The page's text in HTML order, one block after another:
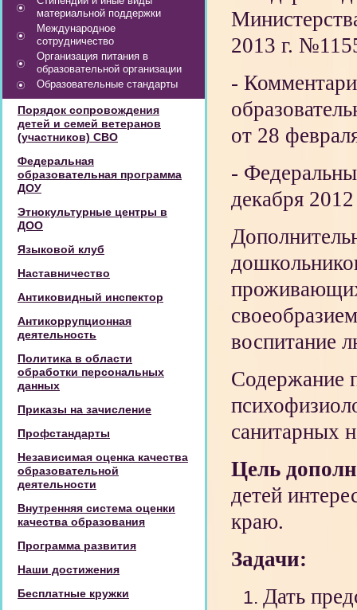
2013 г.
-
от 28
-
декабря
воспитание
Содержание
санитарных
Цель
детей
краю.
Задачи:
Дать
материальной поддержки
Международное
сотрудничество
Организация питания в
образовательной организации
Образовательные стандарты
Порядок сопровождения
детей и семей ветеранов
(участников) СВО
Федеральная
образовательная программа
ДОУ
Этнокультурные центры в
ДОО
Языковой клуб
Наставничество
Антиковидный инспектор
Антикоррупционная
деятельность
Политика в области
обработки персональных
данных
Приказы на зачисление
Профстандарты
Независимая оценка качества
образовательной
деятельности
Внутренняя система оценки
качества образования
Программа развития
Наши достижения
Бесплатные кружки